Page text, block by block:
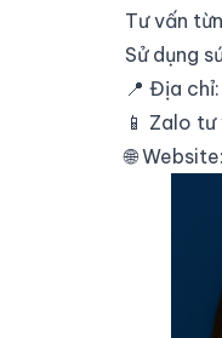
bằng Số điện thoại đã
Tư vấn
Sử dụng
📍 Địa
📱 Zalo
🌐 Website: